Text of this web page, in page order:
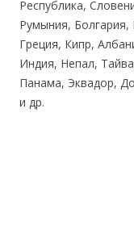
Республика,
Румыния, Болгария,
Греция, Кипр,
Индия, Непал,
Панама, Эквадор,
и др.